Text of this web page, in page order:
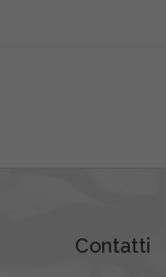
Contatti